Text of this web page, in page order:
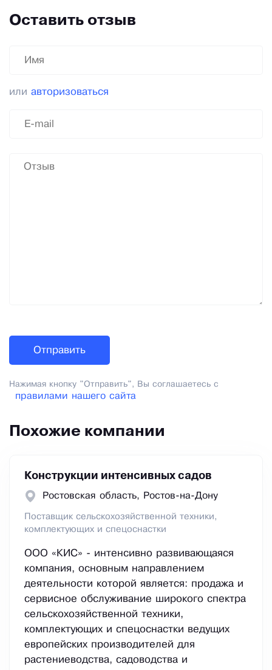
Оставить отзыв
или авторизоваться
Нажимая кнопку "Отправить", Вы соглашаетесь с
правилами нашего сайта
Похожие компании
Конструкции интенсивных садов
Ростовская область, Ростов-на-Дону
Поставщик сельскохозяйственной техники,
комплектующих и спецоснастки
ООО «КИС» - интенсивно развивающаяся
компания, основным направлением
деятельности которой является: продажа и
сервисное обслуживание широкого спектра
сельскохозяйственной техники,
комплектующих и спецоснастки ведущих
европейских производителей для
растениеводства, садоводства и